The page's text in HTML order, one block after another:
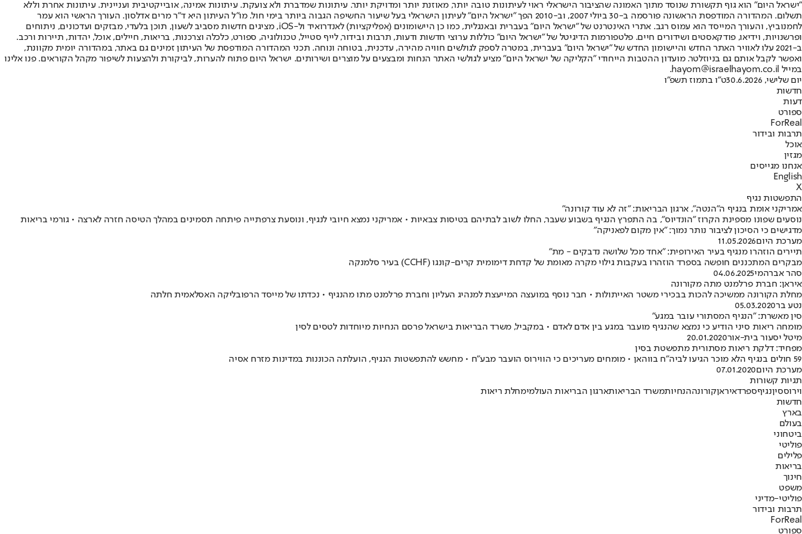
"ישראל היום" הוא גוף תקשורת שנוסד מתוך האמונה שהציבור הישראלי ראוי לעיתונות טובה יותר, מאוזנת יותר ומדויקת יותר. עיתונות שמדברת ולא צועקת. עיתונות אמינה, אובייקטיבית ועניינית. עיתונות אחרת וללא
תשלום. המהדורה המודפסת הראשונה פורסמה ב-30 ביולי 2007, וב-2010 הפך "ישראל היום" לעיתון הישראלי בעל שיעור החשיפה הגבוה ביותר בימי חול. מו"ל העיתון היא ד"ר מרים אדלסון. העורך הראשי הוא עמר
לחמנוביץ, והעורך המייסד הוא עמוס רגב. אתרי האינטרנט של "ישראל היום" בעברית ובאנגלית, כמו כן היישומונים (אפליקציות) לאנדרואיד ול-iOS, מציגים חדשות מסביב לשעון, תוכן בלעדי, מבזקים ועדכונים, ניתוחים
ופרשנויות, וידיאו, פודקאסטים ושידורים חיים. פלטפורמות הדיגיטל של "ישראל היום" כוללות ערוצי חדשות ודעות, תרבות ובידור, לייף סטייל, טכנולוגיה, ספורט, כלכלה וצרכנות, בריאות, חיילים, אוכל, יהדות, תיירות ורכב.
ב-2021 עלו לאוויר האתר החדש והיישומון החדש של "ישראל היום" בעברית, במטרה לספק לגולשים חוויה מהירה, עדכנית, בטוחה ונוחה. תכני המהדורה המודפסת של העיתון זמינים גם באתר, במהדורה יומית מקוונת,
ואפשר לקבל אותם גם בניוזלטר. מועדון ההטבות הייחודי "הקליקה של ישראל היום" מציע לגולשי האתר הנחות ומבצעים על מוצרים ושירותים. ישראל היום פתוח להערות, לביקורת ולהצעות לשיפור מקהל הקוראים. פנו אלינו
במייל hayom@israelhayom.co.il.
יום שלישי, 30.6.2026
ט"ו בתמוז תשפ"ו
חדשות
דעות
ספורט
ForReal
תרבות ובידור
אוכל
מגזין
אנחנו מגייסים
English
X
התפשטות נגיף
אמריקני אומת בנגיף ה"הנטה", ארגון הבריאות: "זה לא עוד קורונה"
נוסעים שפונו מספינת הקרוז "הונדיוס", בה התפרץ הנגיף בשבוע שעבר, החלו לשוב לבתיהם בטיסות צבאיות • אמריקני נמצא חיובי לנגיף, ונוסעת צרפתייה פיתחה תסמינים במהלך הטיסה חזרה לארצה • גורמי בריאות
מדגישים כי הסיכון לציבור נותר נמוך: "אין מקום לפאניקה"
מערכת היום11.05.2026
תיירים הוזהרו מנגיף בעיר האירופית: "אחד מכל שלושה נדבקים - מת"
מבקרים המתכננים חופשה בספרד הוזהרו בעקבות גילוי מקרה מאומת של קדחת דימומית קרים-קונגו (CCHF) בעיר סלמנקה
סהר אברהמי04.06.2025
איראן: חברת פרלמנט מתה מקורונה
מחלת הקורונה ממשיכה להכות בבכירי משטר האייתולות • חבר נוסף במועצה המייעצת למנהיג העליון וחברת פרלמנט מתו מהנגיף • נכדתו של מייסד הרפובליקה האסלאמית חלתה
נטע בר05.03.2020
סין מאשרת: "הנגיף המסתורי עובר במגע"
מומחה ריאות סיני הודיע כי נמצא שהנגיף מועבר במגע בין אדם לאדם • במקביל, משרד הבריאות בישראל פרסם הנחיות מיוחדות לטסים לסין
מיטל יסעור בית-אור20.01.2020
מפחיד: דלקת ריאות מסתורית מתפשטת בסין
59 חולים בנגיף הלא מוכר הגיעו לביה"ח בווהאן • מומחים מעריכים כי הווירוס הועבר מבע"ח • מחשש להתפשטות הנגיף, הועלתה הכוננות במדינות מזרח אסיה
מערכת היום07.01.2020
תגיות קשורות
וירוססיןנגיףספרדאיראןקורונההנחיותמשרד הבריאותארגון הבריאות העולמימחלת ריאות
חדשות
בארץ
בעולם
ביטחוני
פוליטי
פלילים
בריאות
חינוך
משפט
פוליטי-מדיני
תרבות ובידור
ForReal
ספורט